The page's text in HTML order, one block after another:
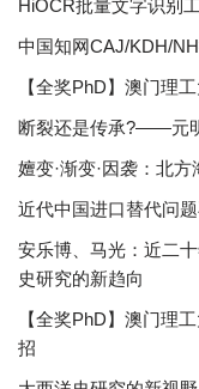
HiOCR批量文字识别
中国知网CAJ/KDH/
【全奖PhD】澳门理
断裂还是传承?——元
嬗变·渐变·因袭：北
近代中国进口替代问
安乐博、马光：近二
史研究的新趋向
【全奖PhD】澳门理
招